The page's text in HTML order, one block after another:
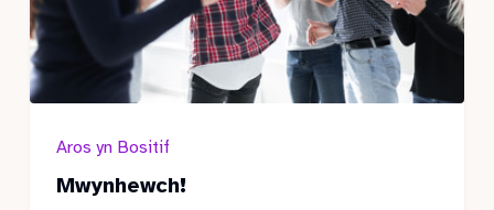
Aros yn Bositif
Mwynhewch!